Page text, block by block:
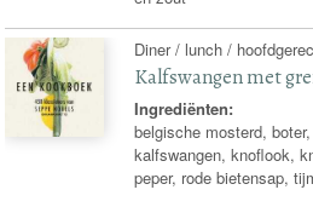
Diner / lunch /
Kalfswangen met
Ingrediënten:
belgische mosterd,
kalfswangen, knoflook,
peper, rode bietensap,